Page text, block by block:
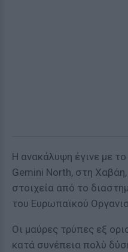
Η ανακάλυψη έγινε με
Gemini North, στη
στοιχεία από το
του Ευρωπαϊκού
Οι μαύρες τρύπες εξ
κατά συνέπεια πολύ